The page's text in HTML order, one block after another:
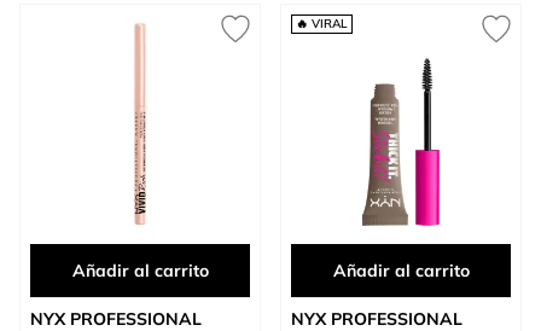
Añadir al carrito
NYX PROFESSIONAL
🔥 VIRAL
Añadir al carrito
NYX PROFESSIONAL